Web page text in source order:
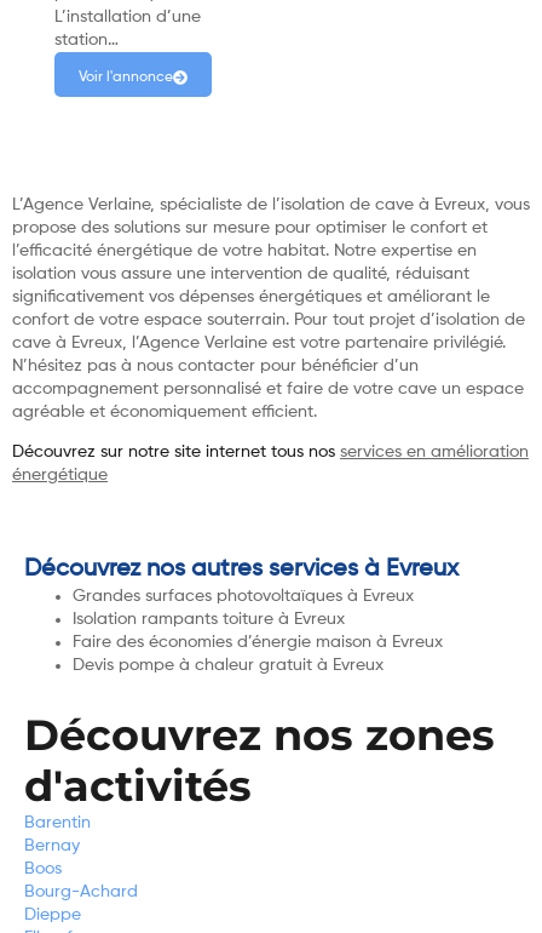
L’installation d’une
station…
Voir l'annonce
L’Agence Verlaine, spécialiste de l’isolation de cave à Evreux, vous
propose des solutions sur mesure pour optimiser le confort et
l’efficacité énergétique de votre habitat. Notre expertise en
isolation vous assure une intervention de qualité, réduisant
significativement vos dépenses énergétiques et améliorant le
confort de votre espace souterrain. Pour tout projet d’isolation de
cave à Evreux, l’Agence Verlaine est votre partenaire privilégié.
N’hésitez pas à nous contacter pour bénéficier d’un
accompagnement personnalisé et faire de votre cave un espace
agréable et économiquement efficient.
Découvrez sur notre site internet tous nos services en amélioration
énergétique
Découvrez nos autres services à Evreux
Grandes surfaces photovoltaïques à Evreux
Isolation rampants toiture à Evreux
Faire des économies d’énergie maison à Evreux
Devis pompe à chaleur gratuit à Evreux
Découvrez nos zones
d'activités
Barentin
Bernay
Boos
Bourg-Achard
Dieppe